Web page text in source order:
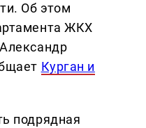
Об этом
ЖКХ
Курган и
подрядная